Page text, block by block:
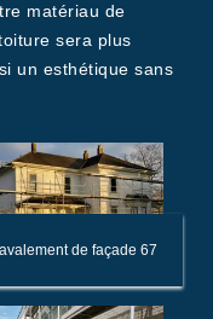
matériau de
sera plus
un esthétique sans
de façade 67